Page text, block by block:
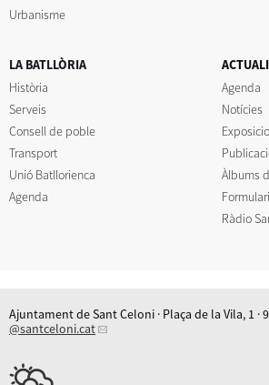
Urbanisme
LA BATLLÒRIA
Història
Serveis
Consell de poble
Transport
Unió Batllorienca
Agenda
Agenda
Notícies
Àlbums
Ràdio
Ajuntament de Sant Celoni · Plaça de la Vila, 1 ·
@santceloni.cat